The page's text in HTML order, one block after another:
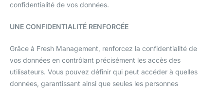
confidentialité de vos données.
UNE CONFIDENTIALITÉ RENFORCÉE
Grâce à Fresh Management, renforcez la confidentialité de
vos données en contrôlant précisément les accès des
utilisateurs. Vous pouvez définir qui peut accéder à quelles
données, garantissant ainsi que seules les personnes